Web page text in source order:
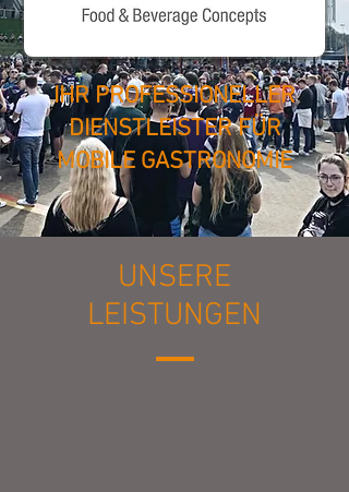
IHR PROFESSIONELLER
DIENSTLEISTER FÜR
MOBILE GASTRONOMIE
UNSERE
LEISTUNGEN